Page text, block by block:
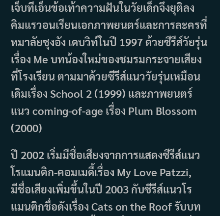
เจ็บทีเอ็นข้อเท้าความฝันในวัยเด็กจึงยุติลง
คิมแรวอนเรียนเอกภาพยนตร์และการละครที่
หมาลัยชุงอัง เดบวิท์ในปี 1997 ด้วยซีรีส์วัยรุ่น
เรื่อง Me บทน้องใหม่ของชมรมกระจายเสียง
ที่โรงเรียน ตามมาด้วยซีรีส์แนววัยรุ่นเหมือน
เดิมเรื่อง School 2 (1999) และภาพยนตร์
แนว coming-of-age เรื่อง Plum Blossom
(2000)
ปี 2002 เริ่มมีชื่อเสียงจากการแสดงซีรีส์แนว
โรแมนติก-คอมเมดี้เรื่อง My Love Patzzi,
มีชื่อเสียงเพิ่มขึ้นในปี 2003 กับซีรีส์แนวโร
แมนติกชื่อดังเรื่อง Cats on the Roof รับบท